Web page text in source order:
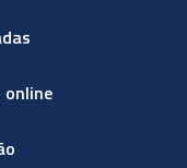
online